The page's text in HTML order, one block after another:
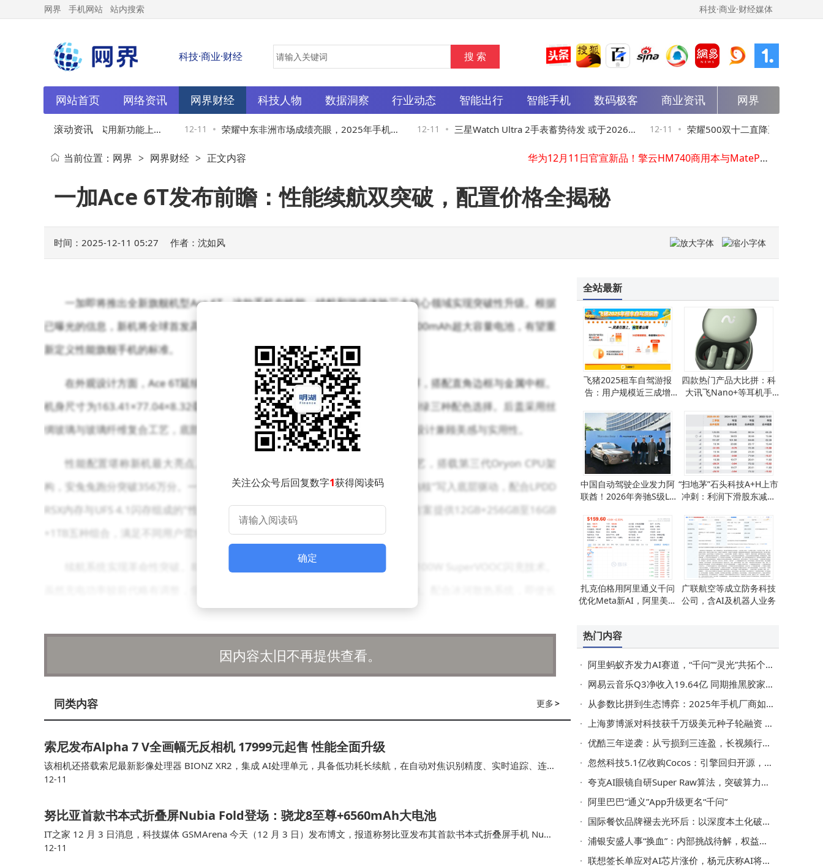
网界 手机网站 站内搜索 科技·商业·财经媒体
科技·商业·财经
网站首页 网络资讯 网界财经 科技人物 数据洞察 行业动态 智能出行 智能手机 数码极客 商业资讯 网界
滚动资讯
内测版来袭！4个实用新功能上 12-11 荣耀中东非洲市场成绩亮眼，2025年手机发
货量破千万且多领域成果丰硕
12-11 三星Watch Ultra 2手表蓄势待发 或于2026
年夏季与新品同台亮相
12-11 荣耀500双十二直降至2564元，性
航全拉满，这性价比太能打
闲鱼AI交易：效率提升却问题频出，社区“烟火气”能否留存？
Gene Synths推出Chromagene：全模拟触控式多复音合成器新选择
华为12月11日官宣新品！擎云HM740商用本与MatePad Edge组合亮相
乔布斯、任正非、马斯克用人启示：与聪明人共事，方能高效破局创佳绩
闲鱼AI交易：效率提升却问题频出，社区“烟火气”能否留存？
当前位置： 网界 > 网界财经 > 正文内容
一加Ace 6T发布前瞻：性能续航双突破，配置价格全揭秘
时间：2025-12-11 05:27 作者：沈如风
一加即将推出全新旗舰机型Ace 6T，这款手机在性能、续航和游戏体验三大核心领域实现突破性升级。根据
已曝光的信息，新机将全球首发高通第五代骁龙8移动平台，并配备行业罕见的8300mAh超大容量电池，有望重
新定义性能旗舰手机的标准。
在外观设计方面，Ace 6T延续家族化设计语言，采用6.83英寸居中单挖孔直屏，搭配直角边框与金属中框。
机身尺寸为163.41×77.04×8.32毫米，重量约215克，提供电光紫、闪速黑、掠影绿三种配色选择。后盖采用丝
绸玻璃与玻璃纤维复合工艺，底部集成扬声器开孔、SIM卡槽及USB-C接口，整体设计兼顾美感与实用性。
性能配置堪称新机最大亮点。高通第五代骁龙8移动平台采用3纳米制程工艺，搭载第三代Oryon CPU架
构，安兔兔跑分突破356万分。一加团队深度参与芯片调校，将自研的"风驰游戏内核"写入底层驱动，配合LPDD
R5X内存与UFS 4.1闪存组成的"性能铁三角"，可轻松应对各类高负载场景。存储方案提供12GB+256GB至16GB
+1TB五种组合，满足不同用户需求。
续航系统实现革命性突破。8300mAh"冰川电池"不仅容量领先行业，更支持100W SuperVOOC闪充技术。
时间运行大型游戏也能保持稳定帧率。
显示技术方面，6.83英寸OLED直屏具备2800×1272分辨率与165Hz动态刷新率，采用LTPO AMOLED面
络与触控，其中网络芯片G2可智能切换蜂窝与Wi-Fi双通道，触控芯片则支持安卓首批"触显同步"技术。
影像系统采用后置双摄方案，主摄为5000万像素索尼IMX906传感器，支持OIS光学防抖与PDAF相位对焦，
副摄为800万像素超广角镜头。前置1600万像素摄像头位于屏幕中央打孔位置，满足日常拍摄需求。防水性能达
价格方面，参考前代机型定价策略，结合新机在电池容量与处理器性能上的显著提升，预计起售价将位于27
99-2999元区间。不同存储版本将保持合理价差，具体定价信息需待发布会正式公布。这款集顶级性能、超长续
关注公众号后回复数字1获得阅读码
确定
因内容太旧不再提供查看。
更多>
同类内容
索尼发布Alpha 7 V全画幅无反相机 17999元起售 性能全面升级
该相机还搭载索尼最新影像处理器 BIONZ XR2，集成 AI处理单元，具备低功耗长续航，在自动对焦识别精度、实时追踪、连拍
速度与色彩还原方面均有提升。 Alpha 7 V 支持最高每秒 30 张的高速连…
12-11
努比亚首款书本式折叠屏Nubia Fold登场：骁龙8至尊+6560mAh大电池
IT之家 12 月 3 日消息，科技媒体 GSMArena 今天（12 月 3 日）发布博文，报道称努比亚发布其首款书本式折叠屏手机 Nubi
aFold，搭载高通骁龙 8 至尊版芯片，内置 6560mAh …
12-11
全站最新
飞猪2025租车自驾游报
告：用户规模近三成增
四款热门产品大比拼：科
大讯飞Nano+等耳机手
好？
中国自动驾驶企业发力阿
联酋！2026年奔驰S级L4
“扫地茅”石头科技A+H上市
冲刺：利润下滑股东减持
扎克伯格用阿里通义千问
优化Meta新AI，阿里美股
广联航空等成立防务科技
公司，含AI及机器人业务
热门内容
阿里蚂蚁齐发力AI赛道，“千问”“灵光”共拓个人AI应用新蓝海
网易云音乐Q3净收入19.64亿 同期推黑胶家庭会员及多项福利活动
从参数比拼到生态博弈：2025年手机厂商如何以体验破局存量市场？
上海萝博派对科技获千万级美元种子轮融资 携手经纬小米等共拓人形机器人新蓝海
优酷三年逆袭：从亏损到三连盈，长视频行业找到可持续发展新路径
忽然科技5.1亿收购Cocos：引擎回归开源，AI赋能开启国产引擎新征程
夸克AI眼镜自研Super Raw算法，突破算力限制，暗光拍摄画质再升级
阿里巴巴“通义”App升级更名“千问”
国际餐饮品牌褪去光环后：以深度本土化破局，读懂中国胃方能赢未来
浦银安盛人事“换血”：内部挑战待解，权益突围路在何方？
联想签长单应对AI芯片涨价，杨元庆称AI将走向普及无泡沫担忧